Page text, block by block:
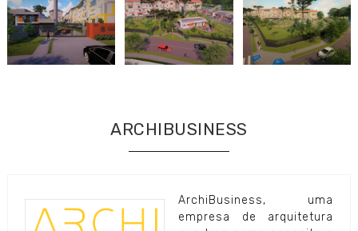
ARCHIBUSINESS
ArchiBusiness, uma
empresa de arquitetura